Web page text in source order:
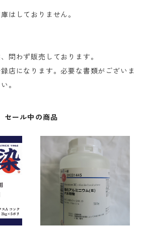
はしておりません。
問わず販売しております。
店になります。必要な書類がございま
。
セール中の商品